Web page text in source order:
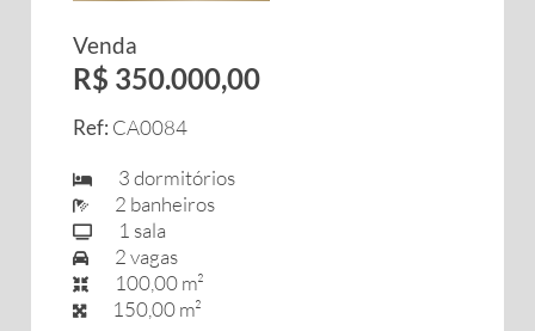
Venda
R$ 350.000,00
Ref: CA0084
3 dormitórios
2 banheiros
1 sala
2 vagas
100,00 m²
150,00 m²